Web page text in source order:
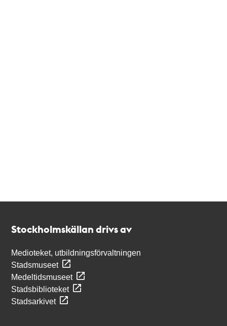
Stockholmskällan drivs av
Medioteket, utbildningsförvaltningen
Stadsmuseet
Medeltidsmuseet
Stadsbiblioteket
Stadsarkivet